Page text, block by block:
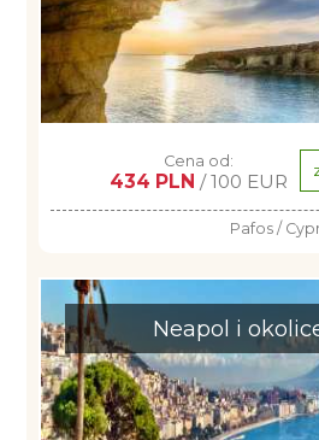
Cena od:
434 PLN / 100 EUR
Pafos /
Neapol i